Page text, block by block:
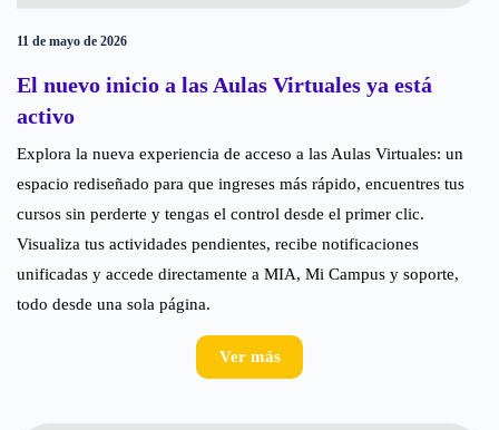
11 de mayo de 2026
El nuevo inicio a las Aulas Virtuales ya está
activo ​
Explora la nueva experiencia de acceso a las Aulas Virtuales: un
espacio rediseñado para que ingreses más rápido, encuentres tus
cursos sin perderte y tengas el control desde el primer clic.
Visualiza tus actividades pendientes, recibe notificaciones
unificadas y accede directamente a MIA, Mi Campus y soporte,
todo desde una sola página.
Ver más